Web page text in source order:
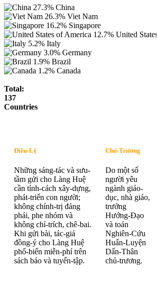
27.3% China
26.3% Viet Nam
16.2% Singapore
12.7% United
5.2% Italy
3.0% Germany
1.9% Brazil
1.2% Canada
Total:
137
Countries
Điều-Lệ
Những sáng-tác và sưu-
tầm gửi cho Làng Huệ
cần tính-cách xây-dựng,
phát-triển con người;
không chính-trị đảng
phái, phe nhóm và
không chỉ-trích, chê-bai.
Khi gửi bài, tác-giả
đồng-ý cho Làng Huệ
phổ-biến miễn-phí trên
sách báo và tuyển-tập.
Chủ-Trương
Do một số
người yêu
ngành giáo-
dục, nhà giáo,
trưởng
Hướng-Đạo
và toán
Nghiên-Cứu
Huấn-Luyện
Dấn-Thân
chủ-trương.